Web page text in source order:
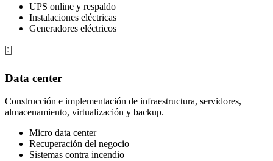
UPS online y respaldo
Instalaciones eléctricas
Generadores eléctricos
🗄️
Data center
Construcción e implementación de infraestructura, servidores,
almacenamiento, virtualización y backup.
Micro data center
Recuperación del negocio
Sistemas contra incendio